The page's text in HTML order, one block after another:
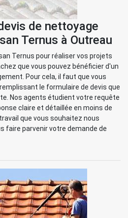
de nettoyage
Ternus à Outreau
Ternus pour réaliser vos projets
que vous pouvez bénéficier d'un
Pour cela, il faut que vous
le formulaire de devis que
Nos agents étudient votre requête
claire et détaillée en moins de
que vous souhaitez nous
faire parvenir votre demande de